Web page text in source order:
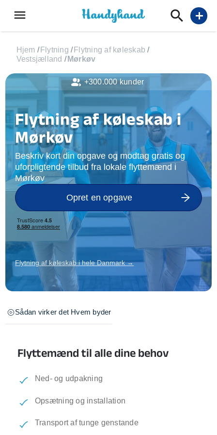
menu add
Hjem / Flytning / Flytning af køleskab /
Vestsjælland / Mørkøv
Flytning af køleskab i
Mørkøv
Beskriv kort din opgave og modtag gratis og
uforpligtende tilbud fra lokale flyttemænd i
Mørkøv
Opret en opgave
Flytning af køleskab i hele Danmark →
Sådan virker det Hvem byder
Flyttemænd til alle dine behov
Ned- og udpakning
Opsætning og installation
Transport af tunge genstande
+300.000 kunder